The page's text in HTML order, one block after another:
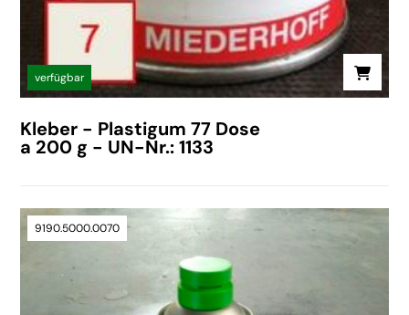
verfügbar
Kleber - Plastigum 77 Dose
a 200 g - UN-Nr.: 1133
9190.5000.0070